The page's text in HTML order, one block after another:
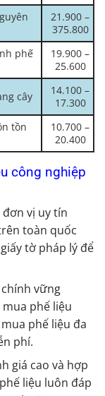
21.900 –
375.800
phế
19.900 –
25.600
cây
14.100 –
17.300
tồn
10.700 –
20.400
công nghiệp
vị uy tín
toàn quốc
tờ pháp lý để
vững
phế liệu
phế liệu đa
phí.
giá cao và hợp
liệu luôn đáp